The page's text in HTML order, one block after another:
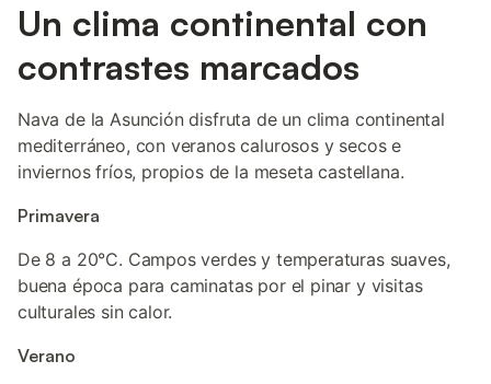
Un clima continental con
contrastes marcados
Nava de la Asunción disfruta de un clima continental
mediterráneo, con veranos calurosos y secos e
inviernos fríos, propios de la meseta castellana.
Primavera
De 8 a 20°C. Campos verdes y temperaturas suaves,
buena época para caminatas por el pinar y visitas
culturales sin calor.
Verano